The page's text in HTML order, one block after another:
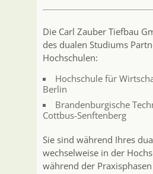
Die Carl Zauber Tiefbau
des dualen Studiums
Hochschulen:
Hochschule für
Berlin
Brandenburgische
Cottbus-Senftenberg
Sie sind während Ihres
wechselweise in der
während der